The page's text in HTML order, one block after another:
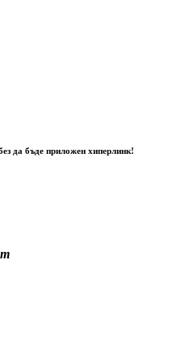
да бъде приложен хиперлинк!